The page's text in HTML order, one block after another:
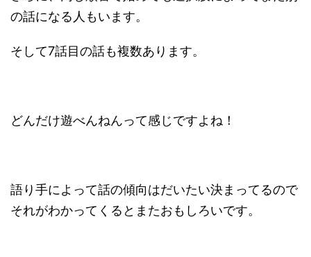
の話になる人もいます。
そして7話目の話も複数あります。
どんだけ遊べんねんって感じですよね！
語り手によって話の傾向はだいたい決まってるので
それがわかってくるとまたおもしろいです。